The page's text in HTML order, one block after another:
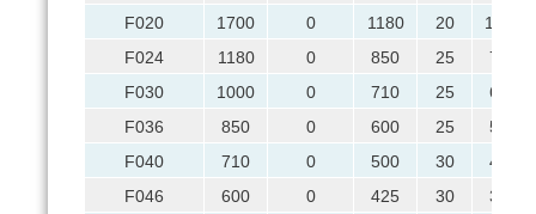
F020 1700 0 1180 20
1000
F024
1180 0 850 25
710
F030
1000 0 710 25
600
F036
850 0 600 25
500
F040
710 0 500 30
425
F046
600 0 425 30
355